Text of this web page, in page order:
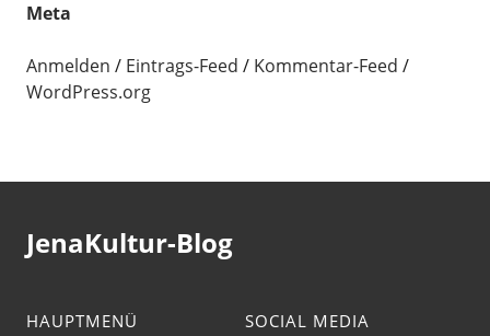
Meta
Anmelden Eintrags-Feed
Kommentar-Feed
WordPress.org
JenaKultur-Blog
HAUPTMENÜ SOCIAL MEDIA